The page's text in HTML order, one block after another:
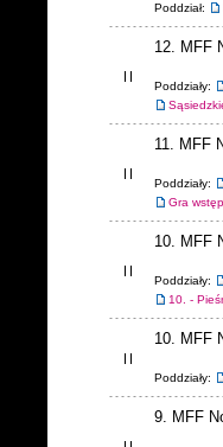
Poddział:
12. MFF
Poddziały:
11. MFF
Poddziały:
Gra
10. MFF
Poddziały:
10. -
10. MFF
Poddziały:
9. MFF